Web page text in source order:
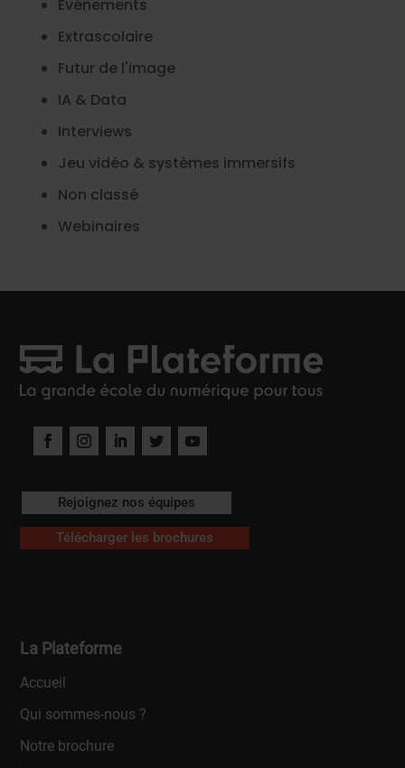
collectées lors de votre utilisation de leurs services.
Evénements
Extrascolaire
Futur de l'image
IA & Data
Interviews
Jeu vidéo & systèmes immersifs
Non classé
Webinaires
Rejoignez nos équipes
Télécharger les brochures
La Plateforme
Accueil
Qui sommes-nous ?
Notre brochure